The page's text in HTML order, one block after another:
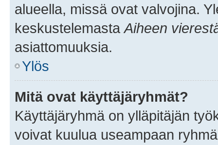
alueella, missä ovat valvojina.
keskustelemasta Aiheen
asiattomuuksia.
Ylös
Mitä ovat käyttäjäryhmät?
Käyttäjäryhmä on ylläpitäjän
voivat kuulua useampaan